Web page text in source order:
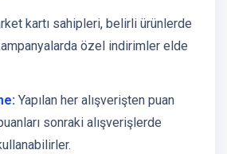
kartı sahipleri, belirli ürünlerde
özel indirimler elde
Yapılan her alışverişten puan
sonraki alışverişlerde